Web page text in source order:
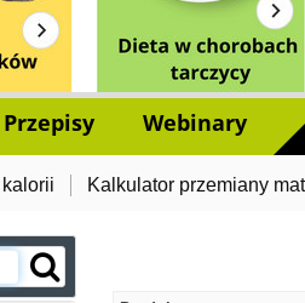
Przepisy Webinary
Kalkulator przemiany